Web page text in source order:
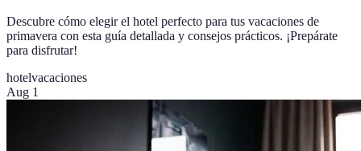
Descubre cómo elegir el hotel perfecto para tus vacaciones de
primavera con esta guía detallada y consejos prácticos. ¡Prepárate
para disfrutar!
hotelvacaciones
Aug 1